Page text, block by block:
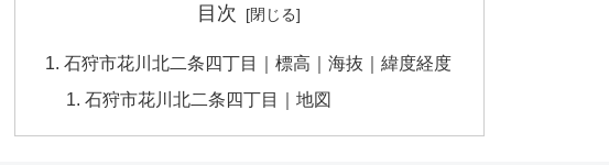
目次
石狩市花川北二条四丁目｜標高｜海抜｜緯度経度
石狩市花川北二条四丁目｜地図